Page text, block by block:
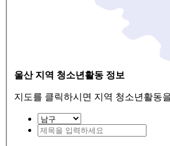
울산 지역 청소년활동 정보
지도를 클릭하시면 지역 청소년활동